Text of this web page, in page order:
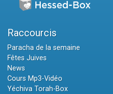
Raccourcis
Paracha de la semaine
Fêtes Juives
News
Cours Mp3-Vidéo
Yéchiva Torah-Box